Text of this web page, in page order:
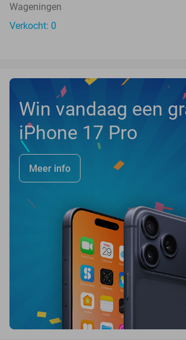
Wageningen
Verkocht: 0
Win vandaag een
iPhone 17 Pro
Meer info